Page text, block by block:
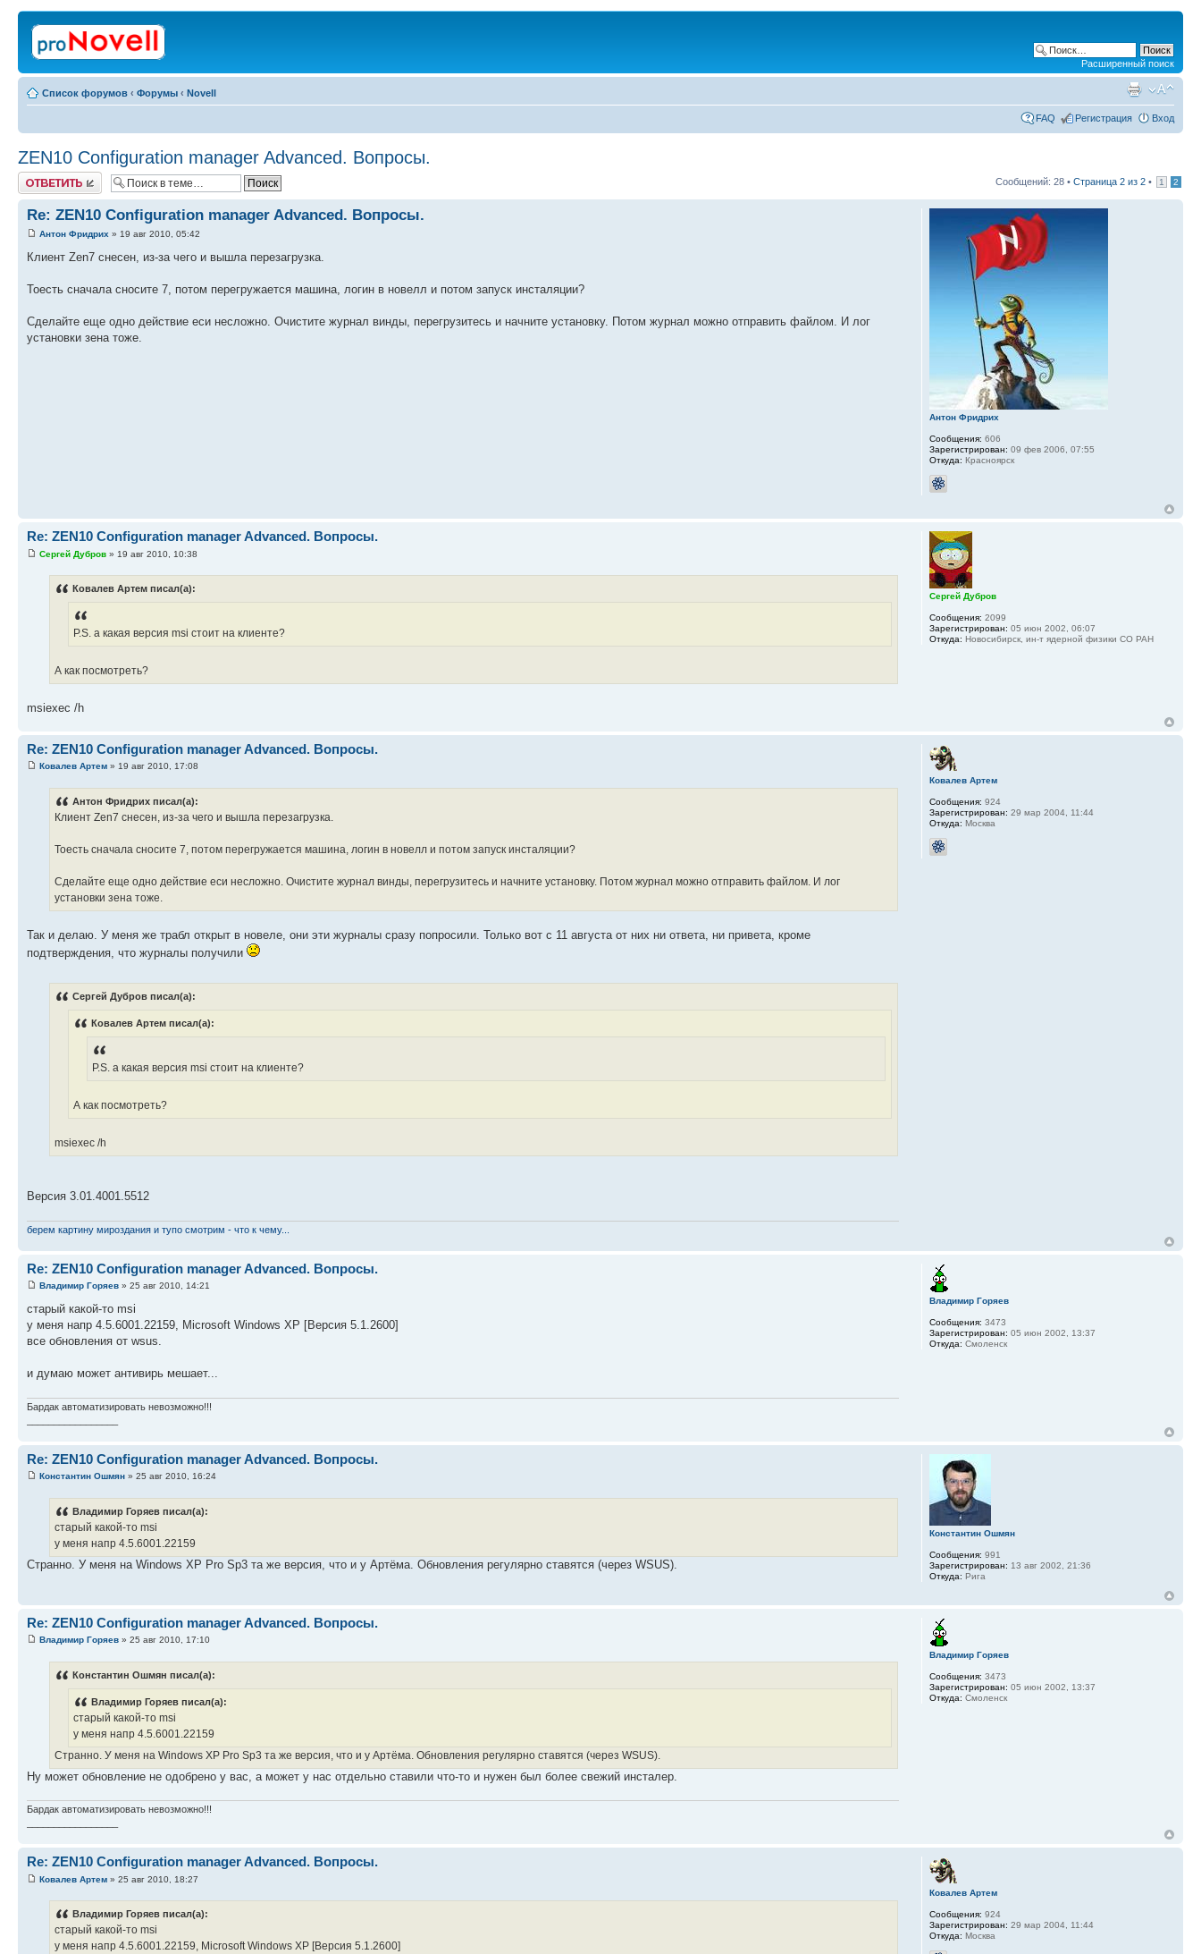
Расширенный поиск
Список форумов ‹ Форумы ‹ Novell
FAQ Регистрация Вход
ZEN10 Configuration manager Advanced. Вопросы.
Ответить Сообщений: 28 • Страница 2 из 2 • 1 2
Re: ZEN10 Configuration manager Advanced. Вопросы.
Антон Фридрих » 19 авг 2010, 05:42
Клиент Zen7 снесен, из-за чего и вышла перезагрузка.
Тоесть сначала сносите 7, потом перегружается машина, логин в новелл и потом запуск инсталяции?
Сделайте еще одно действие еси несложно. Очистите журнал винды, перегрузитесь и начните установку. Потом журнал можно отправить файлом. И лог
установки зена тоже.
Антон Фридрих
Сообщения: 606
Зарегистрирован: 09 фев 2006, 07:55
Откуда: Красноярск
Re: ZEN10 Configuration manager Advanced. Вопросы.
Сергей Дубров » 19 авг 2010, 10:38
Ковалев Артем писал(а):
P.S. а какая версия msi стоит на клиенте?
А как посмотреть?
msiexec /h
Сергей Дубров
Сообщения: 2099
Зарегистрирован: 05 июн 2002, 06:07
Откуда: Новосибирск, ин-т ядерной физики СО РАН
Re: ZEN10 Configuration manager Advanced. Вопросы.
Ковалев Артем » 19 авг 2010, 17:08
Антон Фридрих писал(а):
Клиент Zen7 снесен, из-за чего и вышла перезагрузка.
Тоесть сначала сносите 7, потом перегружается машина, логин в новелл и потом запуск инсталяции?
Сделайте еще одно действие еси несложно. Очистите журнал винды, перегрузитесь и начните установку. Потом журнал можно отправить файлом. И лог
установки зена тоже.
Так и делаю. У меня же трабл открыт в новеле, они эти журналы сразу попросили. Только вот с 11 августа от них ни ответа, ни привета, кроме
подтверждения, что журналы получили
Сергей Дубров писал(а):
Ковалев Артем писал(а):
P.S. а какая версия msi стоит на клиенте?
А как посмотреть?
msiexec /h
Версия 3.01.4001.5512
берем картину мироздания и тупо смотрим - что к чему...
Ковалев Артем
Сообщения: 924
Зарегистрирован: 29 мар 2004, 11:44
Откуда: Москва
Re: ZEN10 Configuration manager Advanced. Вопросы.
Владимир Горяев » 25 авг 2010, 14:21
старый какой-то msi
у меня напр 4.5.6001.22159, Microsoft Windows XP [Версия 5.1.2600]
все обновления от wsus.
и думаю может антивирь мешает...
Бардак автоматизировать невозможно!!!
Владимир Горяев
Сообщения: 3473
Зарегистрирован: 05 июн 2002, 13:37
Откуда: Смоленск
Re: ZEN10 Configuration manager Advanced. Вопросы.
Константин Ошмян » 25 авг 2010, 16:24
Владимир Горяев писал(а):
старый какой-то msi
у меня напр 4.5.6001.22159
Странно. У меня на Windows XP Pro Sp3 та же версия, что и у Артёма. Обновления регулярно ставятся (через WSUS).
Константин Ошмян
Сообщения: 991
Зарегистрирован: 13 авг 2002, 21:36
Откуда: Рига
Re: ZEN10 Configuration manager Advanced. Вопросы.
Владимир Горяев » 25 авг 2010, 17:10
Константин Ошмян писал(а):
Владимир Горяев писал(а):
старый какой-то msi
у меня напр 4.5.6001.22159
Странно. У меня на Windows XP Pro Sp3 та же версия, что и у Артёма. Обновления регулярно ставятся (через WSUS).
Ну может обновление не одобрено у вас, а может у нас отдельно ставили что-то и нужен был более свежий инсталер.
Бардак автоматизировать невозможно!!!
Владимир Горяев
Сообщения: 3473
Зарегистрирован: 05 июн 2002, 13:37
Откуда: Смоленск
Re: ZEN10 Configuration manager Advanced. Вопросы.
Ковалев Артем » 25 авг 2010, 18:27
Владимир Горяев писал(а):
старый какой-то msi
у меня напр 4.5.6001.22159, Microsoft Windows XP [Версия 5.1.2600]
Ковалев Артем
Сообщения: 924
Зарегистрирован: 29 мар 2004, 11:44
Откуда: Москва